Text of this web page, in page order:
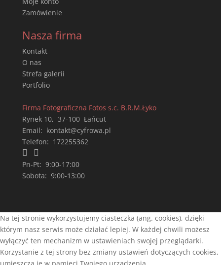
Zamówienie
Nasza firma
Kontakt
O nas
Strefa galerii
Portfolio
Firma Fotograficzna Fotos s.c. B.R.M.Łyko
Rynek 10, 37-100 Łańcut
Email: kontakt@cyfrowa.pl
Telefon: 172255362
 
Pn-Pt: 9:00-17:00
Sobota: 9:00-13:00
Na tej stronie wykorzystujemy ciasteczka (ang. cookies), dzięki
którym nasz serwis może działać lepiej. W każdej chwili możesz
wyłączyć ten mechanizm w ustawieniach swojej przeglądarki.
Korzystanie z tej strony bez zmiany ustawień dotyczących cookies,